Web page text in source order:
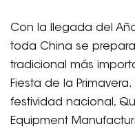
Con la llegada del
toda China se
tradicional más
Fiesta de la
festividad nacional,
Equipment